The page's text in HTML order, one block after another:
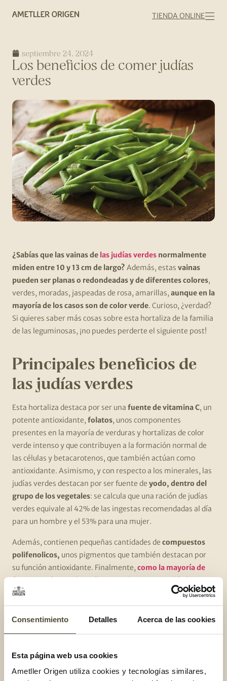
Consentimiento Detalles Acerca de las cookies
Esta página web usa cookies
Ametller Origen utiliza cookies y tecnologías similares,
TIENDA ONLINE
septiembre 24, 2024
Los beneficios de comer judías
verdes
¿Sabías que las vainas de las judías verdes normalmente
miden entre 10 y 13 cm de largo? Además, estas vainas
pueden ser planas o redondeadas y de diferentes colores,
verdes, moradas, jaspeadas de rosa, amarillas, aunque en la
mayoría de los casos son de color verde. Curioso, ¿verdad?
Si quieres saber más cosas sobre esta hortaliza de la familia
de las leguminosas, ¡no puedes perderte el siguiente post!
Principales beneficios de
las judías verdes
Esta hortaliza destaca por ser una fuente de vitamina C, un
potente antioxidante, folatos, unos componentes
presentes en la mayoría de verduras y hortalizas de color
verde intenso y que contribuyen a la formación normal de
las células y betacarotenos, que también actúan como
antioxidante. Asimismo, y con respecto a los minerales, las
judías verdes destacan por ser fuente de yodo, dentro del
grupo de los vegetales: se calcula que una ración de judías
verdes equivale al 42% de las ingestas recomendadas al día
para un hombre y el 53% para una mujer.
Además, contienen pequeñas cantidades de compuestos
polifenolicos, unos pigmentos que también destacan por
su función antioxidante. Finalmente, como la mayoría de
frutas, verduras y hortalizas contiene una cantidad
importante de fibra
lo sabes, a comer judías verdes!